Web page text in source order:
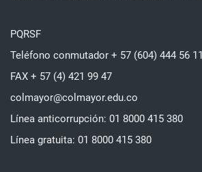
PQRSF
Teléfono conmutador + 57 (604) 444 56 11
FAX + 57 (4) 421 99 47
colmayor@colmayor.edu.co
Línea anticorrupción: 01 8000 415 380
Línea gratuita: 01 8000 415 380